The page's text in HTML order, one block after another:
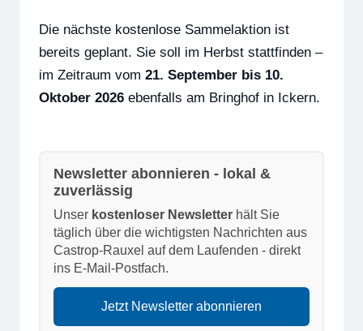
Die nächste kostenlose Sammelaktion ist
bereits geplant. Sie soll im Herbst stattfinden –
im Zeitraum vom 21. September bis 10.
Oktober 2026 ebenfalls am Bringhof in Ickern.
Newsletter abonnieren - lokal &
zuverlässig
Unser kostenloser Newsletter hält Sie
täglich über die wichtigsten Nachrichten aus
Castrop-Rauxel auf dem Laufenden - direkt
ins E-Mail-Postfach.
Jetzt Newsletter abonnieren